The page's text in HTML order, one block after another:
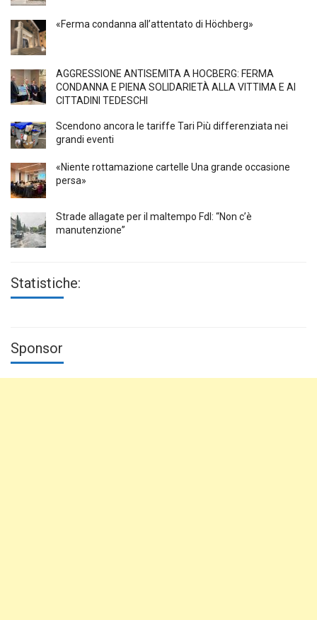
«Ferma condanna all’attentato di Höchberg»
AGGRESSIONE ANTISEMITA A HÖCBERG: FERMA
CONDANNA E PIENA SOLIDARIETÀ ALLA VITTIMA E AI
CITTADINI TEDESCHI
Scendono ancora le tariffe Tari Più differenziata nei
grandi eventi
«Niente rottamazione cartelle Una grande occasione
persa»
Strade allagate per il maltempo FdI: “Non c’è
manutenzione”
Statistiche:
Sponsor